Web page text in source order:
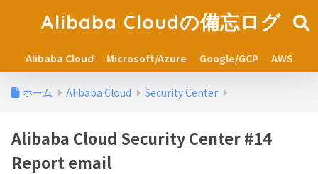
Alibaba Cloudの備忘ログ
Alibaba Cloud Microsoft/Azure Google/GCP AWS
ホーム Alibaba Cloud Security Center
Alibaba Cloud Security Center #14
Report email